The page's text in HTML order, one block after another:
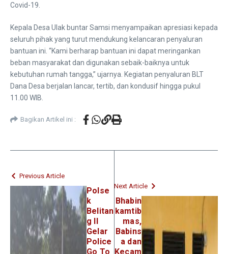
Covid-19.
Kepala Desa Ulak buntar Samsi menyampaikan apresiasi kepada
seluruh pihak yang turut mendukung kelancaran penyaluran
bantuan ini. “Kami berharap bantuan ini dapat meringankan
beban masyarakat dan digunakan sebaik-baiknya untuk
kebutuhan rumah tangga,” ujarnya. Kegiatan penyaluran BLT
Dana Desa berjalan lancar, tertib, dan kondusif hingga pukul
11.00 WIB.
Bagikan Artikel ini :
Previous Article
Polse
k
Belitan
g II
Gelar
Police
Go To
Next Article
Bhabin
kamtib
mas,
Babins
a dan
Kecam